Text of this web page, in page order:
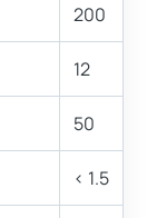
200
12
50
< 1.5